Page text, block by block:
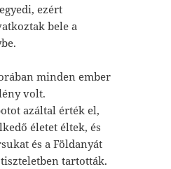
ezért
bele a
minden ember
volt.
azáltal érték el,
életet éltek, és
és a Földanyát
tartották.